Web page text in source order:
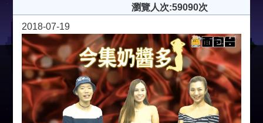
瀏覽人次:59090次
2018-07-19